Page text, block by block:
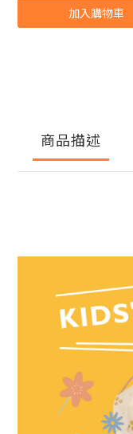
加入購物車
商品描述